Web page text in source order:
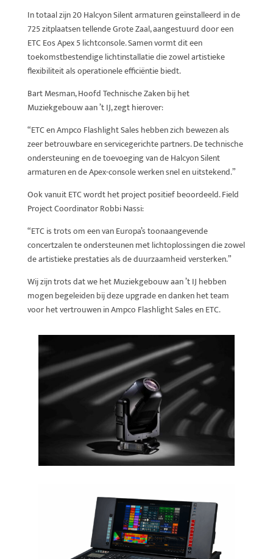
In totaal zijn 20 Halcyon Silent armaturen geïnstalleerd in de
725 zitplaatsen tellende Grote Zaal, aangestuurd door een
ETC Eos Apex 5 lichtconsole. Samen vormt dit een
toekomstbestendige lichtinstallatie die zowel artistieke
flexibiliteit als operationele efficiëntie biedt.
Bart Mesman, Hoofd Technische Zaken bij het
Muziekgebouw aan ’t IJ, zegt hierover:
“ETC en Ampco Flashlight Sales hebben zich bewezen als
zeer betrouwbare en servicegerichte partners. De technische
ondersteuning en de toevoeging van de Halcyon Silent
armaturen en de Apex-console werken snel en uitstekend.”
Ook vanuit ETC wordt het project positief beoordeeld. Field
Project Coordinator Robbi Nassi:
“ETC is trots om een van Europa’s toonaangevende
concertzalen te ondersteunen met lichtoplossingen die zowel
de artistieke prestaties als de duurzaamheid versterken.”
Wij zijn trots dat we het Muziekgebouw aan ’t IJ hebben
mogen begeleiden bij deze upgrade en danken het team
voor het vertrouwen in Ampco Flashlight Sales en ETC.